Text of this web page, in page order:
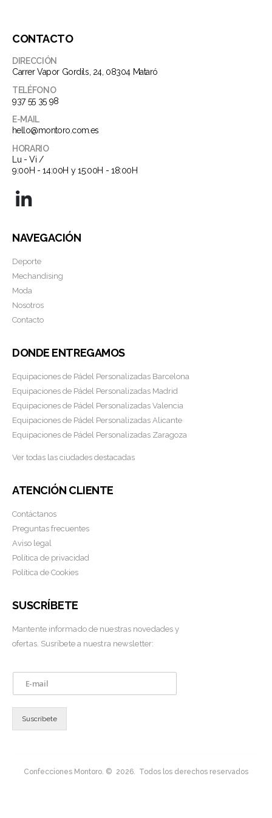
CONTACTO
DIRECCIÓN
Carrer Vapor Gordils, 24, 08304 Mataró
TELÉFONO
937 55 35 98
E-MAIL
hello@montoro.com.es
HORARIO
Lu - Vi /
9:00H - 14:00H y 15:00H - 18:00H
NAVEGACIÓN
Deporte
Mechandising
Moda
Nosotros
Contacto
DONDE ENTREGAMOS
Equipaciones de Pádel Personalizadas Barcelona
Equipaciones de Pádel Personalizadas Madrid
Equipaciones de Pádel Personalizadas Valencia
Equipaciones de Pádel Personalizadas Alicante
Equipaciones de Pádel Personalizadas Zaragoza
Ver todas las ciudades destacadas
ATENCIÓN CLIENTE
Contáctanos
Preguntas frecuentes
Aviso legal
Política de privacidad
Política de Cookies
SUSCRÍBETE
Mantente informado de nuestras novedades y
ofertas. Susríbete a nuestra newsletter:
Suscríbete
Confecciones Montoro. © 2026. Todos los derechos reservados